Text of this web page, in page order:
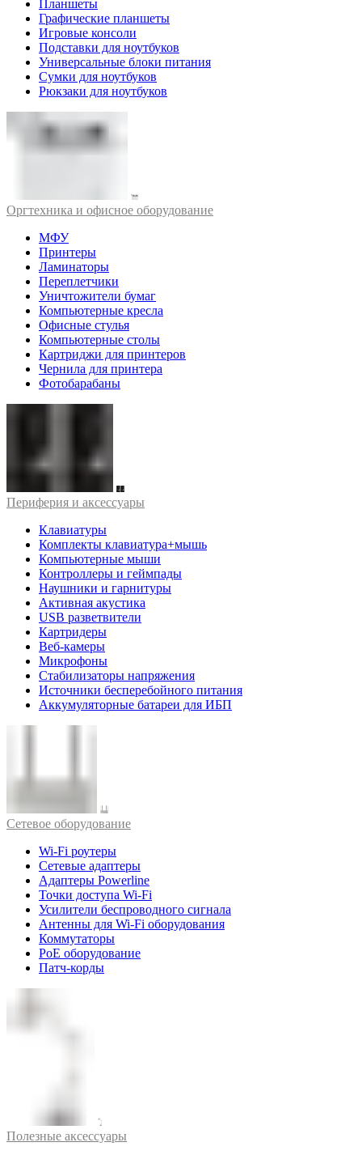
Планшеты
Графические планшеты
Игровые консоли
Подставки для ноутбуков
Универсальные блоки питания
Сумки для ноутбуков
Рюкзаки для ноутбуков
Оргтехника и офисное оборудование
МФУ
Принтеры
Ламинаторы
Переплетчики
Уничтожители бумаг
Компьютерные кресла
Офисные стулья
Компьютерные столы
Картриджи для принтеров
Чернила для принтера
Фотобарабаны
Периферия и аксессуары
Клавиатуры
Комплекты клавиатура+мышь
Компьютерные мыши
Контроллеры и геймпады
Наушники и гарнитуры
Активная акустика
USB разветвители
Картридеры
Веб-камеры
Микрофоны
Стабилизаторы напряжения
Источники бесперебойного питания
Аккумуляторные батареи для ИБП
Cетевое оборудование
Wi-Fi роутеры
Сетевые адаптеры
Адаптеры Powerline
Точки доступа Wi-Fi
Усилители беспроводного сигнала
Антенны для Wi-Fi оборудования
Коммутаторы
PoE оборудование
Патч-корды
Полезные аксессуары